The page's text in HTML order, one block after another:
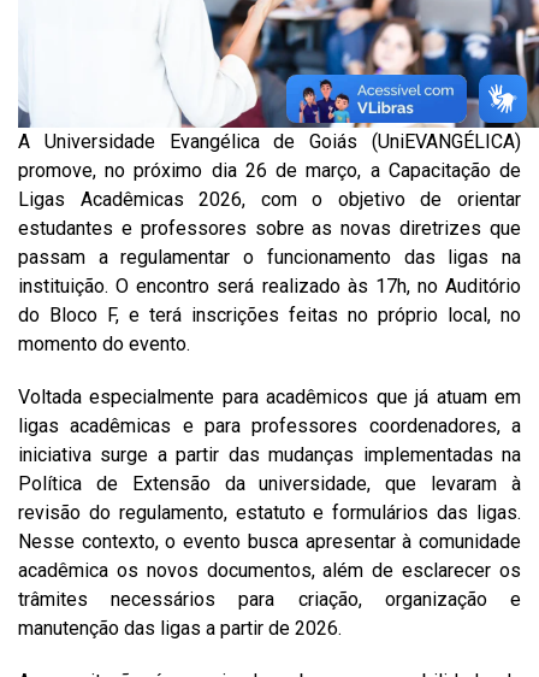
A Universidade Evangélica de Goiás (UniEVANGÉLICA)
promove, no próximo dia 26 de março, a Capacitação de
Ligas Acadêmicas 2026, com o objetivo de orientar
estudantes e professores sobre as novas diretrizes que
passam a regulamentar o funcionamento das ligas na
instituição. O encontro será realizado às 17h, no Auditório
do Bloco F, e terá inscrições feitas no próprio local, no
momento do evento.
Voltada especialmente para acadêmicos que já atuam em
ligas acadêmicas e para professores coordenadores, a
iniciativa surge a partir das mudanças implementadas na
Política de Extensão da universidade, que levaram à
revisão do regulamento, estatuto e formulários das ligas.
Nesse contexto, o evento busca apresentar à comunidade
acadêmica os novos documentos, além de esclarecer os
trâmites necessários para criação, organização e
manutenção das ligas a partir de 2026.